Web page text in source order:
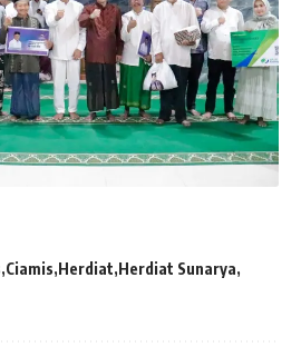
Ciamis Herdiat Herdiat Sunarya